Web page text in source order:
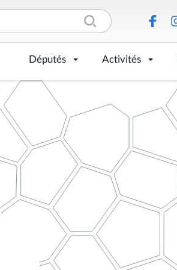
Députés Activités